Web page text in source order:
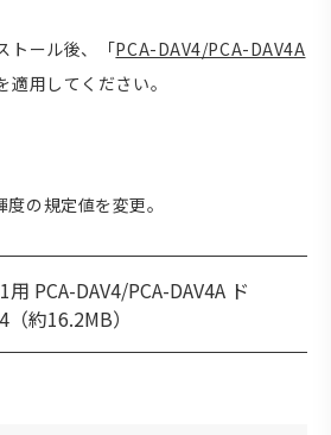
トール後、「PCA-DAV4/PCA-DAV4A
適用してください。
の規定値を変更。
PCA-DAV4/PCA-DAV4A ド
約16.2MB）